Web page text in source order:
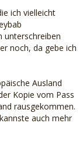
ich vielleicht
unterschreiben
noch, da gebe ich
Ausland
Kopie vom Pass
rausgekommen.
auch mehr